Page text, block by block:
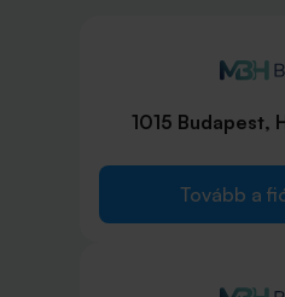
1015 Budapest,
Tovább a